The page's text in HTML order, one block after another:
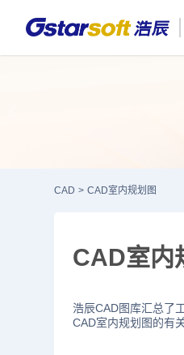
CAD > CAD室内规划图
CAD室内
浩辰CAD图库汇总了
CAD室内规划图的有